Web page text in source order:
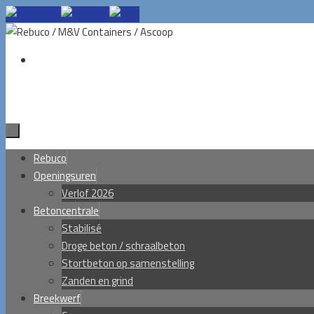
Ga
naar
inhoud
naar
inhoud
Rebuco
Openingsuren
Verlof 2026
Betoncentrale
Stabilisé
Droge beton / schraalbeton
Stortbeton op samenstelling
Zanden en grind
Breekwerf